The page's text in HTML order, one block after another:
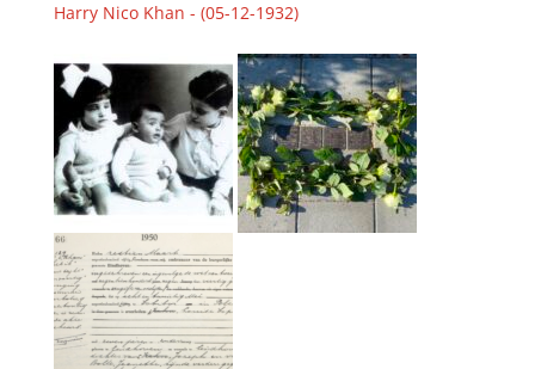
Harry Nico Khan - (05-12-1932)